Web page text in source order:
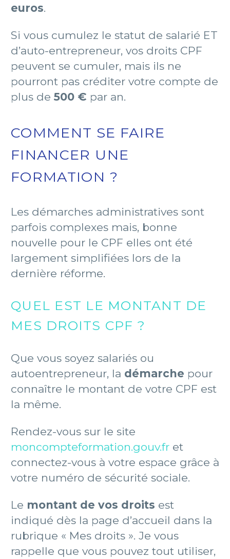
euros.
Si vous cumulez le statut de salarié ET
d’auto-entrepreneur, vos droits CPF
peuvent se cumuler, mais ils ne
pourront pas créditer votre compte de
plus de 500 € par an.
COMMENT SE FAIRE
FINANCER UNE
FORMATION ?
Les démarches administratives sont
parfois complexes mais, bonne
nouvelle pour le CPF elles ont été
largement simplifiées lors de la
dernière réforme.
QUEL EST LE MONTANT DE
MES DROITS CPF ?
Que vous soyez salariés ou
autoentrepreneur, la démarche pour
connaître le montant de votre CPF est
la même.
Rendez-vous sur le site
moncompteformation.gouv.fr et
connectez-vous à votre espace grâce à
votre numéro de sécurité sociale.
Le montant de vos droits est
indiqué dès la page d’accueil dans la
rubrique « Mes droits ». Je vous
rappelle que vous pouvez tout utiliser,